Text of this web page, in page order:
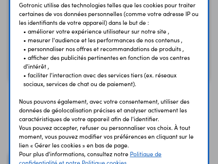
Cordon 1 m USB205PD
USB type-C 2.0 - PD
100W - M/M
8,20 € TTC
6,83 €
Cordon 1,5 m USB206PD
USB type-C 2.0 - QC3.0
- PD 100W - M/M
9,90 € TTC
Vous avez déja consulté
Gotronic utilise des technologies telles que les cookies pour traiter
certaines de vos données personnelles (comme votre adresse IP ou
les identifiants de votre appareil) dans le but de :
• améliorer votre expérience utilisateur sur notre site ,
• mesurer l'audience et les performances de nos contenus ,
• personnaliser nos offres et recommandations de produits ,
• afficher des publicités pertinentes en fonction de vos centres
d'intérêt ,
• faciliter l'interaction avec des services tiers (ex. réseaux
sociaux, services de chat ou de paiement).
Nous pouvons également, avec votre consentement, utiliser des
données de géolocalisation précises et analyser activement les
caractéristiques de votre appareil afin de l'identifier.
Vous pouvez accepter, refuser ou personnaliser vos choix. À tout
moment, vous pouvez modifier vos préférences en cliquant sur le
lien « Gérer les cookies » en bas de page.
Pour plus d'informations, consultez notre Politique de
confidentialité et notre Politique cookies.